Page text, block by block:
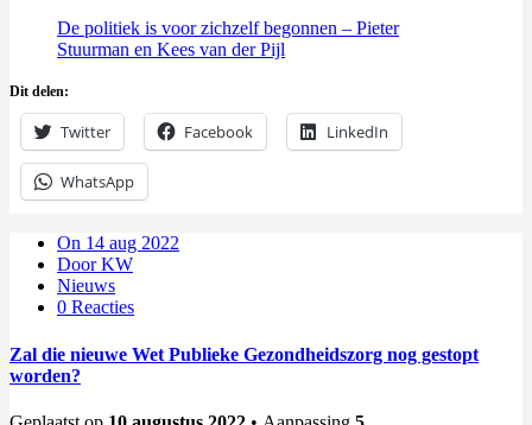
De politiek is voor zichzelf begonnen – Pieter
Stuurman en Kees van der Pijl
Dit delen:
Twitter Facebook LinkedIn
WhatsApp
On 14 aug 2022
Door KW
Nieuws
0 Reacties
Zal die nieuwe Wet Publieke Gezondheidszorg nog gestopt
worden?